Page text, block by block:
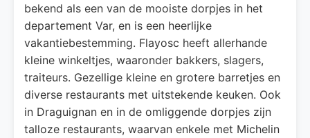
bekend als een van de mooiste dorpjes in het
departement Var, en is een heerlijke
vakantiebestemming. Flayosc heeft allerhande
kleine winkeltjes, waaronder bakkers, slagers,
traiteurs. Gezellige kleine en grotere barretjes en
diverse restaurants met uitstekende keuken. Ook
in Draguignan en in de omliggende dorpjes zijn
talloze restaurants, waarvan enkele met Michelin